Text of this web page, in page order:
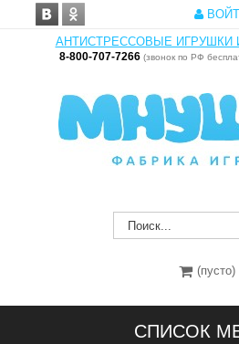
АНТИСТРЕССОВЫЕ ИГРУШКИ
8-800-707-7266 (звонок по РФ
(пусто)
СПИСОК